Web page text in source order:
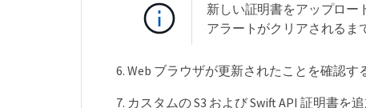
新しい証明書をアップロー
アラートがクリアされるま
Web ブラウザが更新されたことを確認す
カスタムの S3 および Swift API 証明書を